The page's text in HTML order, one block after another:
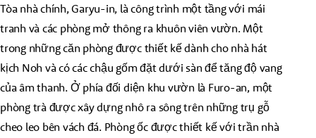
Tòa nhà chính, Garyu-in, là công trình một tầng với mái
tranh và các phòng mở thông ra khuôn viên vườn. Một
trong những căn phòng được thiết kế dành cho nhà hát
kịch Noh và có các chậu gốm đặt dưới sàn để tăng độ vang
của âm thanh. Ở phía đối diện khu vườn là Furo-an, một
phòng trà được xây dựng nhô ra sông trên những trụ gỗ
cheo leo bên vách đá. Phòng ốc được thiết kế với trần nhà